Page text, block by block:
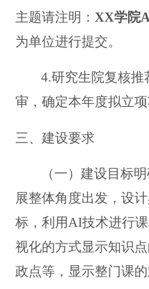
主题请注明： XX学院
为单位进行提交。
4.研究生院复核推
审，确定本年度拟立
三、建设要求
（一）建设目标
展整体角度出发，设
标，利用AI技术进行
视化的方式显示知识
政点等，显示整门课的